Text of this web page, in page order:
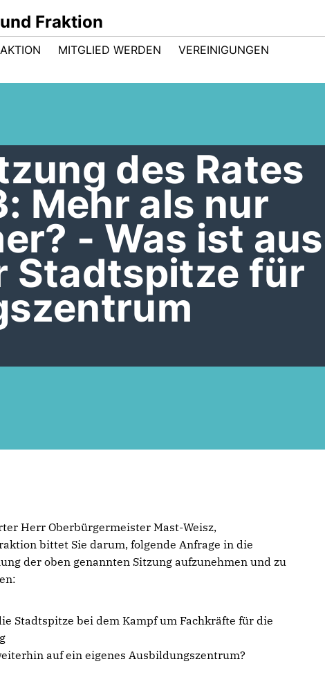
Fraktion
MITGLIED WERDEN VEREINIGUNGEN
des Rates
Mehr als nur
- Was ist aus
Stadtspitze für
Herr Oberbürgermeister Mast-Weisz,
bittet Sie darum, folgende Anfrage in die
der oben genannten Sitzung aufzunehmen und zu
Stadtspitze bei dem Kampf um Fachkräfte für die
auf ein eigenes Ausbildungszentrum?